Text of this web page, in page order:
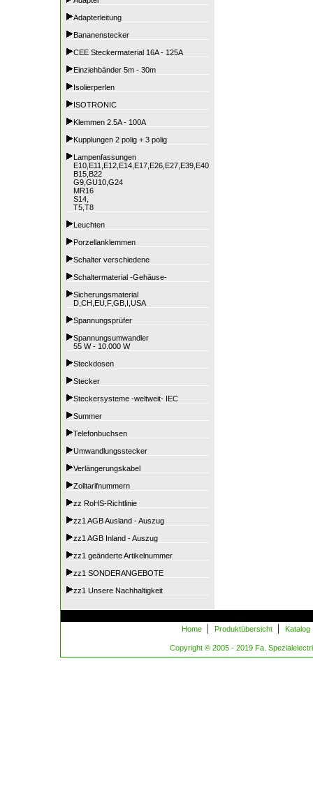
Adapterleitung
Bananenstecker
CEE Steckermaterial 16A - 125A
Einziehbänder 5m - 30m
Isolierperlen
ISOTRONIC
Klemmen 2.5A - 100A
Kupplungen 2 polig + 3 polig
Lampenfassungen
E10,E11,E12,E14,E17,E26,E27,E39,E40
B15,B22
G9,GU10,G24
MR16
S14,
T5,T8
Leuchten
Porzellanklemmen
Schalter verschiedene
Schaltermaterial -Gehäuse-
Sicherungsmaterial
D,CH,EU,F,GB,I,USA
Spannungsprüfer
Spannungsumwandler
55 W - 10.000 W
Steckdosen
Stecker
Steckersysteme -weltweit- IEC
Summer
Telefonbuchsen
Umwandlungsstecker
Verlängerungskabel
Zolltarifnummern
zz RoHS-Richtlinie
zz1 AGB Ausland - Auszug
zz1 AGB Inland - Auszug
zz1 geänderte Artikelnummer
zz1 SONDERANGEBOTE
zz1 Unsere Nachhaltigkeit
Home | Produktübersicht | Katalog
Copyright © 2005 - 2019 Fa.